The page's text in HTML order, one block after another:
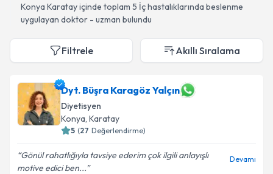
Konya Karatayiçinde toplam 5 İç hastalıklarında beslenme
uygulayan doktor - uzman bulundu
Filtrele Akıllı Sıralama
Dyt. Büşra Karagöz Yalçın
Diyetisyen
Konya, Karatay
5 (27 Değerlendirme)
Gönül rahatlığıyla tavsiye ederim çok ilgili anlayışlı
motive edici ben...
Devamı